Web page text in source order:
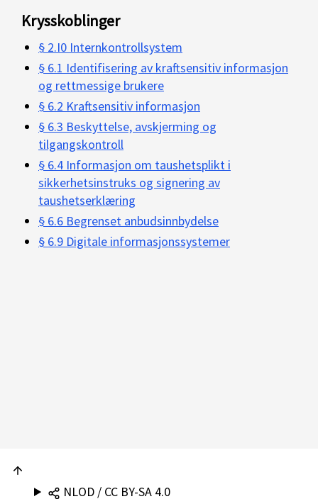
Krysskoblinger
§ 2.I0 Internkontrollsystem
§ 6.1 Identifisering av kraftsensitiv informasjon
og rettmessige brukere
§ 6.2 Kraftsensitiv informasjon
§ 6.3 Beskyttelse, avskjerming og
tilgangskontroll
§ 6.4 Informasjon om taushetsplikt i
sikkerhetsinstruks og signering av
taushetserklæring
§ 6.6 Begrenset anbudsinnbydelse
§ 6.9 Digitale informasjonssystemer
NLOD / CC BY-SA 4.0